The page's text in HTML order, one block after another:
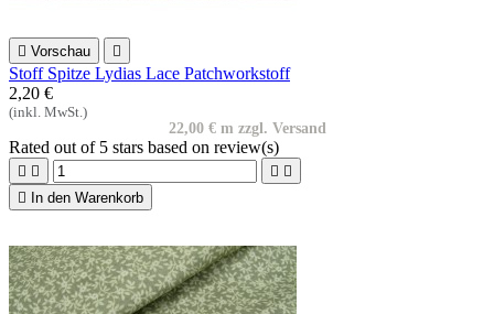
 Vorschau 
Stoff Spitze Lydias Lace Patchworkstoff
2,20 €
(inkl. MwSt.)
22,00 € m zzgl. Versand
Rated out of 5 stars based on review(s)
   

In den Warenkorb